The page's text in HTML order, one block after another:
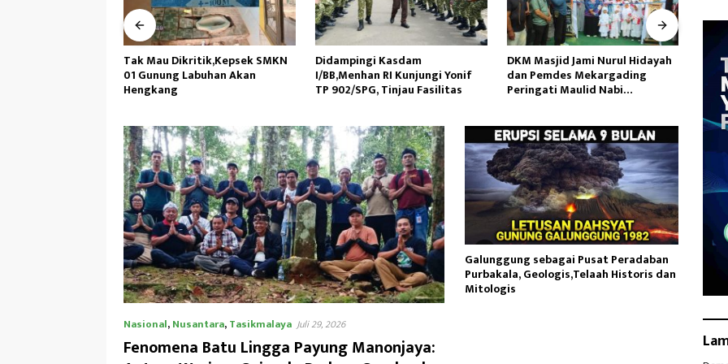
Didampingi Kasdam
I/BB,Menhan RI Kunjungi Yonif
TP 902/SPG, Tinjau Fasilitas
DKM Masjid Jami Nurul Hidayah
dan Pemdes Mekargading
Peringati Maulid Nabi
Jatanras Polda Banten Tangkap
Dua Korlap Aksi Demo di PEMI
AW, Kuasa Hukum Minta Proses Kali
Nasional,Nusantara,Tasikmalaya Juli 29, 2026
Fenomena Batu Lingga Payung Manonjaya:
Galunggung sebagai Pusat Peradaban
Purbakala, Geologis,Telaah Historis dan
Mitologis